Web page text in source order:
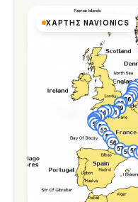
ΧΆΡΤΗΣ NAVIONICS